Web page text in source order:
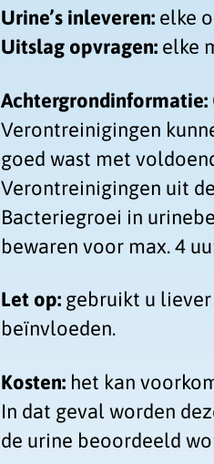
Urine’s inleveren: elke
Uitslag opvragen: elke
Achtergrondinformatie:
Verontreinigingen
goed wast met
Verontreinigingen uit
Bacteriegroei in
bewaren voor max. 4
Let op: gebruikt u liever
beïnvloeden.
Kosten: het kan
In dat geval worden
de urine beoordeeld